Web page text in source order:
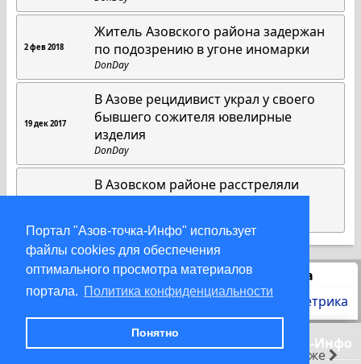
Портал "Азов-точка-Инфо" использует
файлы cookies для обеспечения
оптимального просмотра материалов
портала. Политика конфиденциальности
Понятно
позже
2 фев 2018
Житель Азовского района задержан
по подозрению в угоне иномарки
DonDay
19 дек 2017
В Азове рецидивист украл у своего
бывшего сожителя ювелирные
изделия
DonDay
В Азовском районе расстреляли
Статистика
© 2000-2026 Азов-точка-Инфо